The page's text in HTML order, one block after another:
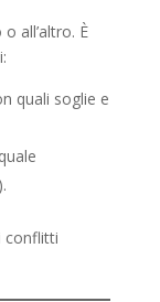
all’altro. È
quali soglie e
conflitti